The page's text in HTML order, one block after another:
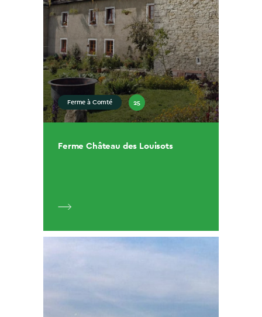
Ferme à Comté 25
Ferme Château des Louisots